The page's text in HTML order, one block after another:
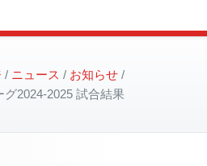
ニュース
お知らせ
グ2024-2025 試合結果